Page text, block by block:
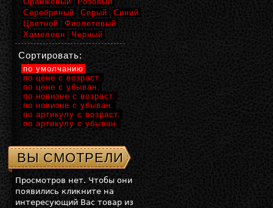
Серебряный
Серый
Синий
Цветной
Фиолетовый
Хамелеон
Черный
Сортировать:
по умолчанию
по цене с возраст.
по цене с убыван.
по новизне с возраст.
по новизне с убыван.
по артикулу с возраст.
по артикулу с убыван.
ВЫ СМОТРЕЛИ
Просмотров нет. Чтобы они
появились кликните на
интересующий Вас товар из